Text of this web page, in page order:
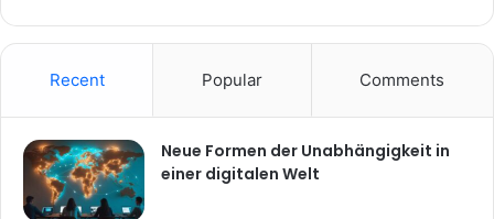
Recent Popular Comments
Neue Formen der Unabhängigkeit in
einer digitalen Welt